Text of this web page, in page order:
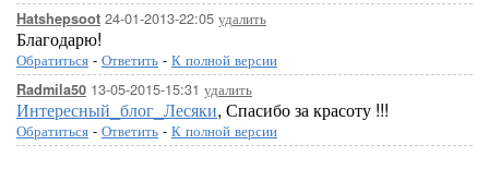
Hatshepsoot 24-01-2013-22:05 удалить
Благодарю!
Обратиться - Ответить - К полной версии
Radmila50 13-05-2015-15:31 удалить
Интересный_блог_Лесяки, Спасибо за красоту !!!
Обратиться - Ответить - К полной версии